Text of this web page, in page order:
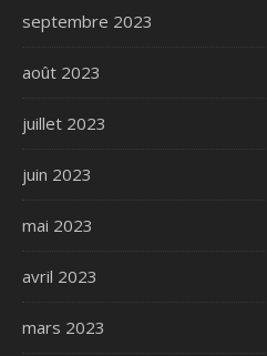
septembre 2023
août 2023
juillet 2023
juin 2023
mai 2023
avril 2023
mars 2023